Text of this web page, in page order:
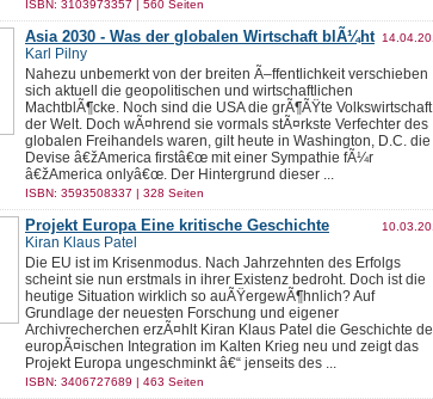
ISBN: 3103973357 | 560 Seiten
Asia 2030 - Was der globalen Wirtschaft blÃ¼ht
Karl Pilny
Nahezu unbemerkt von der breiten Ã–ffentlichkeit verschieben
sich aktuell die geopolitischen und wirtschaftlichen
MachtblÃ¶cke. Noch sind die USA die grÃ¶ÃŸte Volkswirtschaft
der Welt. Doch wÃ¤hrend sie vormals stÃ¤rkste Verfechter des
globalen Freihandels waren, gilt heute in Washington, D.C. die
Devise â€žAmerica firstâ€œ mit einer Sympathie fÃ¼r
â€žAmerica onlyâ€œ. Der Hintergrund dieser ...
ISBN: 3593508337 | 328 Seiten
Projekt Europa Eine kritische Geschichte
Kiran Klaus Patel
Die EU ist im Krisenmodus. Nach Jahrzehnten des Erfolgs
scheint sie nun erstmals in ihrer Existenz bedroht. Doch ist die
heutige Situation wirklich so auÃŸergewÃ¶hnlich? Auf
Grundlage der neuesten Forschung und eigener
Archivrecherchen erzÃ¤hlt Kiran Klaus Patel die Geschichte
europÃ¤ischen Integration im Kalten Krieg neu und zeigt das
Projekt Europa ungeschminkt â€“ jenseits des ...
ISBN: 3406727689 | 463 Seiten